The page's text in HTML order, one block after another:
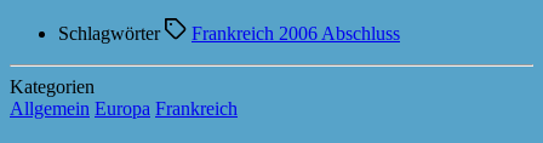
Schlagwörter Frankreich 2006 Abschluss
Kategorien
Allgemein Europa Frankreich